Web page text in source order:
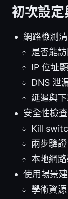
初次設定
網路檢測清
是否能
IP 位址
DNS 泄
延遲與
安全性檢查
Kill
兩步驗
本地網
使用場景建
學術資